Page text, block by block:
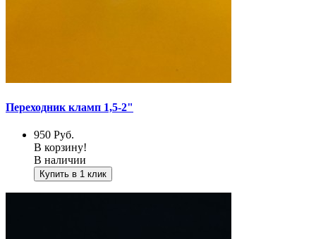
Переходник кламп 1,5-2"
950 Руб.
В корзину!
В наличии
Купить в 1 клик